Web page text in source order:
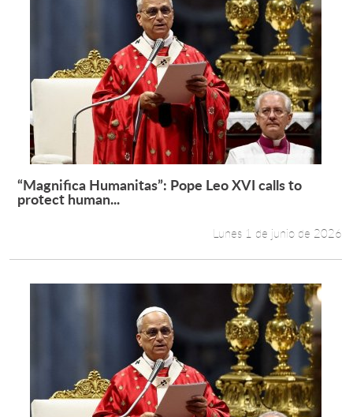
Leer más +
“Magnifica Humanitas”: Pope Leo XVI calls to
protect human...
Lunes 1 de junio de 2026